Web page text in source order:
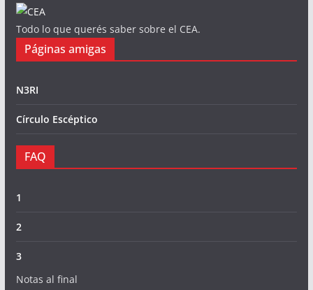
Todo lo que querés saber sobre el CEA.
Páginas amigas
N3RI
Círculo Escéptico
FAQ
1
2
3
Notas al final